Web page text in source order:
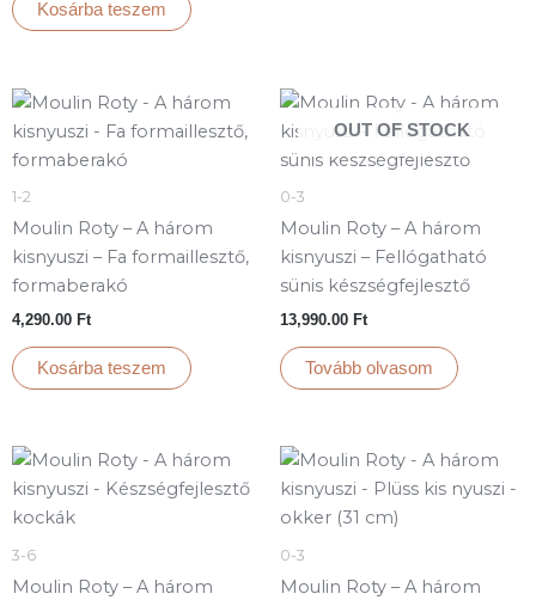
Kosárba teszem
1-2
Moulin Roty – A három
kisnyuszi – Fa formaillesztő,
formaberakó
4,290.00 Ft
Kosárba teszem
OUT OF STOCK
0-3
Moulin Roty – A három
kisnyuszi – Fellógatható
sünis készségfejlesztő
13,990.00 Ft
Tovább olvasom
3-6
Moulin Roty – A három
0-3
Moulin Roty – A három